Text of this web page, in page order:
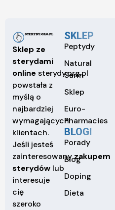
Sklep ze
sterydami
online sterydy.org.pl
powstała z
myślą o
najbardziej
wymagających
klientach.
Jeśli jesteś
zainteresowanyzakupem
sterydów lub
interesuje
cię
szeroko
SKLEP
Peptydy
Natural
Sarm
Sklep
Euro-
Pharmacies
BLOGI
Porady
Blog
Doping
Dieta